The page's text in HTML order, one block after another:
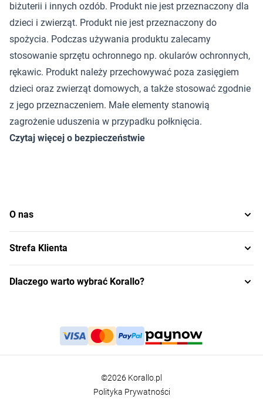
biżuterii i innych ozdób. Produkt nie jest przeznaczony dla
dzieci i zwierząt. Produkt nie jest przeznaczony do
spożycia. Podczas używania produktu zalecamy
stosowanie sprzętu ochronnego np. okularów ochronnych,
rękawic. Produkt należy przechowywać poza zasięgiem
dzieci oraz zwierząt domowych, a także stosować zgodnie
z jego przeznaczeniem. Małe elementy stanowią
zagrożenie uduszenia w przypadku połknięcia.
Czytaj więcej o bezpieczeństwie
O nas
Strefa Klienta
Dlaczego warto wybrać Korallo?
©2026 Korallo.pl
Polityka Prywatności